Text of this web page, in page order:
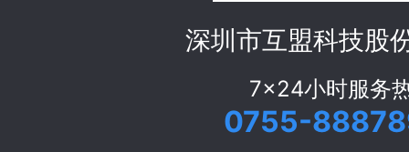
深圳市互盟科技股
7x24小时服务
0755-